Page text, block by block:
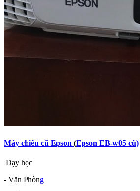
Máy chiếu cũ Epson (Epson EB-w05 cũ)
Dạy học
- Văn Phòng